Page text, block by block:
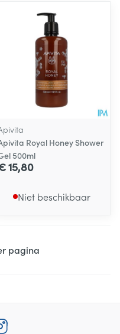
Royal Honey Shower
500ml
15,80
Niet beschikbaar
pagina